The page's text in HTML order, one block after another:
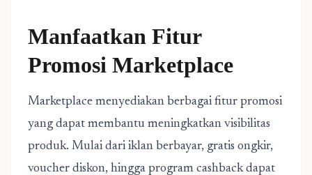
Manfaatkan Fitur
Promosi Marketplace
Marketplace menyediakan berbagai fitur promosi
yang dapat membantu meningkatkan visibilitas
produk. Mulai dari iklan berbayar, gratis ongkir,
voucher diskon, hingga program cashback dapat